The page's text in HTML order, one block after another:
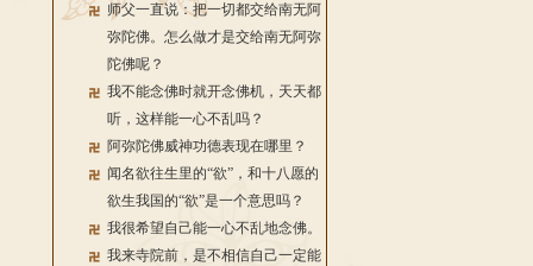
师父一直说：把一切都交给南无阿
弥陀佛。怎么做才是交给南无阿弥
陀佛呢？
我不能念佛时就开念佛机，天天都
听，这样能一心不乱吗？
阿弥陀佛威神功德表现在哪里？
闻名欲往生里的“欲”，和十八愿的
欲生我国的“欲”是一个意思吗？
我很希望自己能一心不乱地念佛。
我来寺院前，是不相信自己一定能